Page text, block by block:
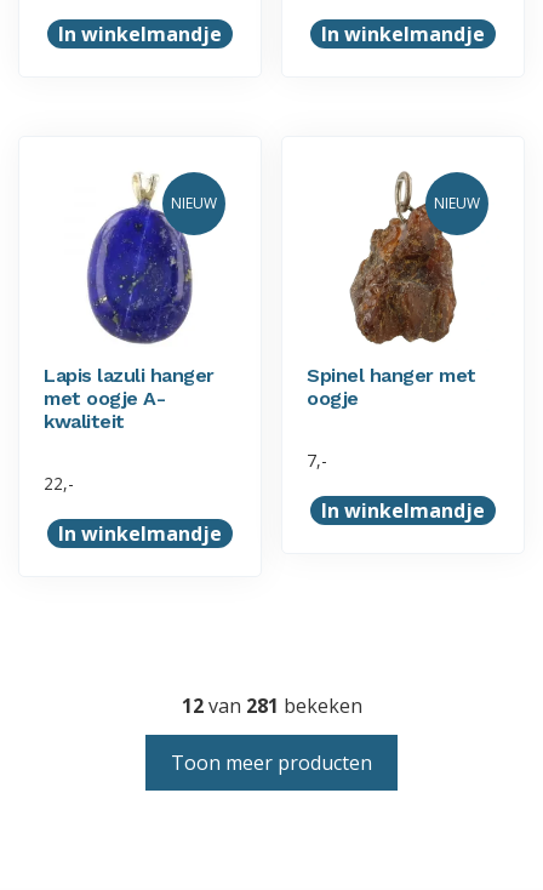
In winkelmandje In winkelmandje
NIEUW
Lapis lazuli hanger
met oogje A-
kwaliteit
22,-
In winkelmandje
NIEUW
Spinel hanger met
oogje
7,-
In winkelmandje
12van 281 bekeken
Toon meer producten